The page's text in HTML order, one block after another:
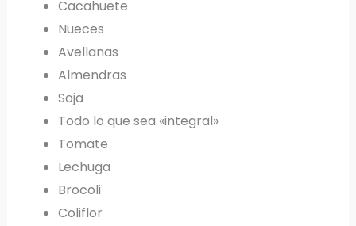
Cacahuete
Nueces
Avellanas
Almendras
Soja
Todo lo que sea «integral»
Tomate
Lechuga
Brocoli
Coliflor